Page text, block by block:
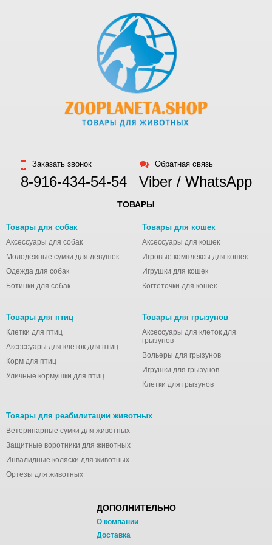
профилактики их
Заказать звонок
8-916-434-54-54
Обратная связь
Viber / WhatsApp
ТОВАРЫ
Товары для собак
Аксессуары для собак
Молодёжные сумки для девушек
Одежда для собак
Ботинки для собак
Товары для кошек
Аксессуары для кошек
Игровые комплексы для кошек
Игрушки для кошек
Когтеточки для кошек
Товары для птиц
Клетки для птиц
Аксессуары для клеток для птиц
Корм для птиц
Уличные кормушки для птиц
Товары для грызунов
Аксессуары для клеток для
грызунов
Вольеры для грызунов
Игрушки для грызунов
Клетки для грызунов
Товары для реабилитации животных
Ветеринарные сумки для животных
Защитные воротники для животных
Инвалидные коляски для животных
Ортезы для животных
ДОПОЛНИТЕЛЬНО
О компании
Доставка